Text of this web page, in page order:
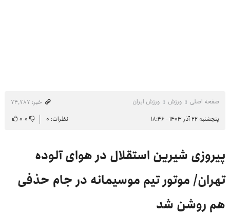
صفحه اصلی ورزش ورزش ایران
خبر: ۷۴٬۷۸۷
پنجشنبه ۲۲ آذر ۱۴۰۳ - ۱۸:۴۶
نظرات: ۰ ۰-۰
پیروزی شیرین استقلال در هوای آلوده
تهران/ موتور تیم موسیمانه در جام حذفی
هم روشن شد